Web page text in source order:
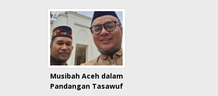
Musibah Aceh dalam
Pandangan Tasawuf